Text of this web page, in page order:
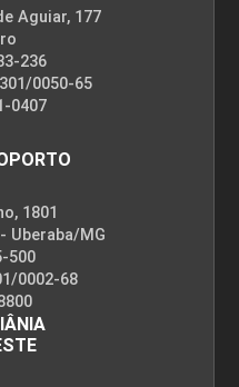
Aguiar, 177
236
0050-65
0407
1801
Uberaba/MG
500
0002-68